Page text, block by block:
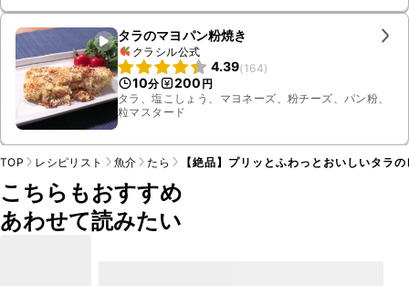
タラのマヨパン粉焼き
クラシル公式
4.39(164)
10分 200 円
タラ、塩こしょう、マヨネーズ、粉チーズ、パン粉、
粒マスタード
TOP レシピリスト 魚介 たら 【絶品】プリッとふわっとおいしいタラ
こちらもおすすめ
あわせて読みたい